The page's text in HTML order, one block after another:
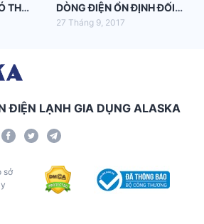
THỂ
DÒNG ĐIỆN ỔN ĐỊNH ĐỐI
VỚI MÁY LẠNH
27 Tháng 9, 2017
ĐIỆN LẠNH GIA DỤNG ALASKA
sở